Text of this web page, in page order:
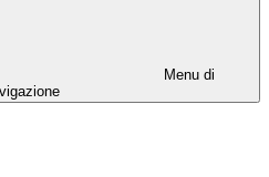
Menu di